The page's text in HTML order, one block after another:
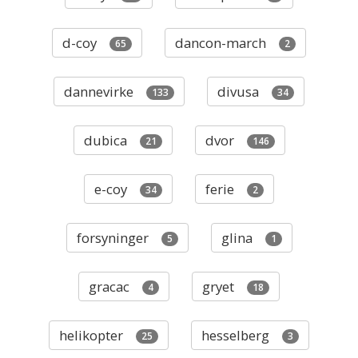
d-coy 65 dancon-march 2
dannevirke 133 divusa 34
dubica 21 dvor 146
e-coy 34 ferie 2
forsyninger 5 glina 1
gracac 4 gryet 18
helikopter 25 hesselberg 3